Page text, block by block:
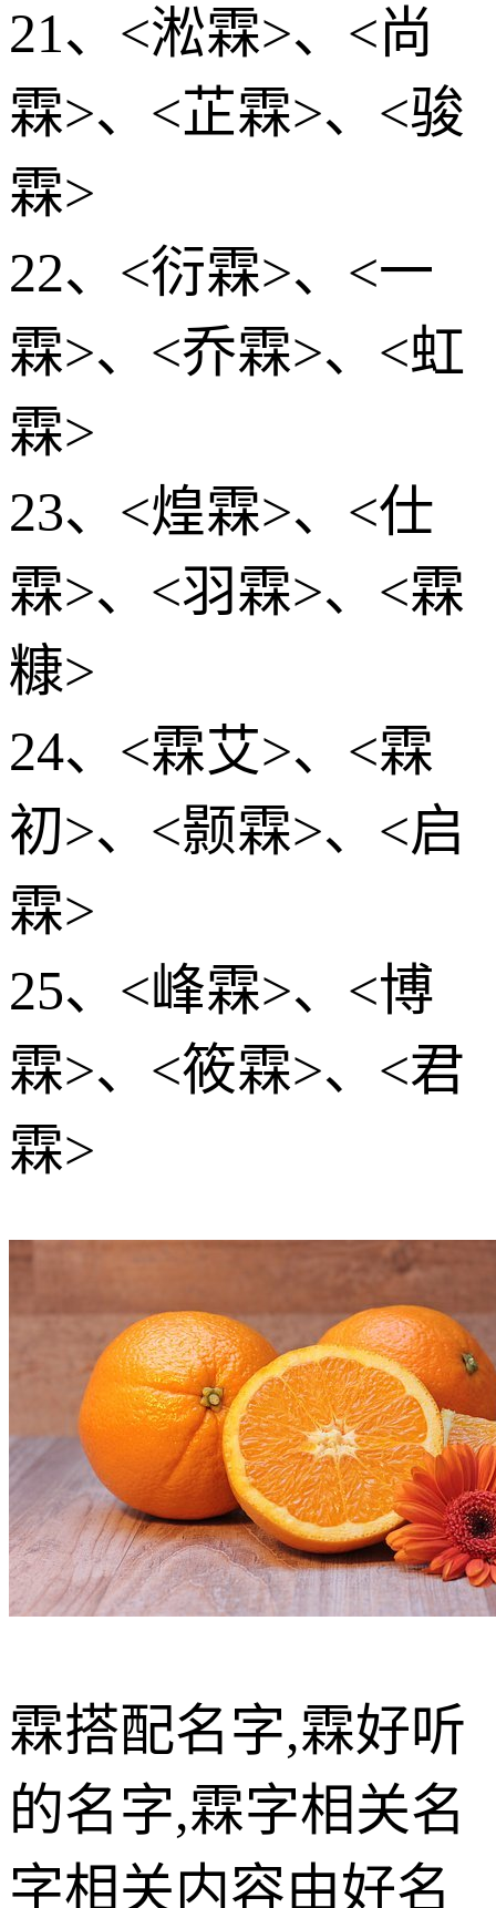
21、<淞霖>、<尚
霖>、<芷霖>、<骏
霖>
22、<衍霖>、<一
霖>、<乔霖>、<虹
霖>
23、<煌霖>、<仕
霖>、<羽霖>、<霖
糠>
24、<霖艾>、<霖
初>、<颢霖>、<启
霖>
25、<峰霖>、<博
霖>、<筱霖>、<君
霖>
霖搭配名字,霖好听
的名字,霖字相关名
字相关内容由好名